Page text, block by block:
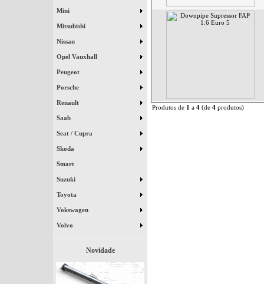
Mini
Mitsubishi
Nissan
Opel Vauxhall
Peugeot
Porsche
Renault
Saab
Seat / Cupra
Skoda
Smart
Suzuki
Toyota
Vokswagen
Volvo
Novidade
Produtos de 1 a 4 (de 4 produtos)